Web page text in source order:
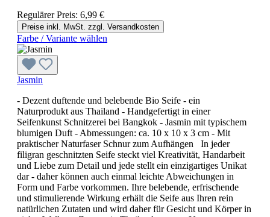
Regulärer Preis: 6,99 €
Preise inkl. MwSt. zzgl. Versandkosten
Farbe / Variante wählen
Jasmin
- Dezent duftende und belebende Bio Seife - ein
Naturprodukt aus Thailand - Handgefertigt in einer
Seifenkunst Schnitzerei bei Bangkok - Jasmin mit typischem
blumigen Duft - Abmessungen: ca. 10 x 10 x 3 cm - Mit
praktischer Naturfaser Schnur zum Aufhängen In jeder
filigran geschnitzten Seife steckt viel Kreativität, Handarbeit
und Liebe zum Detail und jede stellt ein einzigartiges Unikat
dar - daher können auch einmal leichte Abweichungen in
Form und Farbe vorkommen. Ihre belebende, erfrischende
und stimulierende Wirkung erhält die Seife aus Ihren rein
natürlichen Zutaten und wird daher für Gesicht und Körper in